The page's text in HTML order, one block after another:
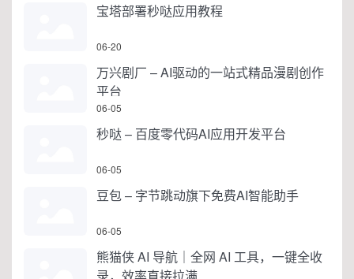
宝塔部署秒哒应用教程
06-20
万兴剧厂 – AI驱动的一站式精品漫剧创作
平台
06-05
秒哒 – 百度零代码AI应用开发平台
06-05
豆包 – 字节跳动旗下免费AI智能助手
06-05
熊猫侠 AI 导航｜全网 AI 工具，一键全收
录，效率直接拉满